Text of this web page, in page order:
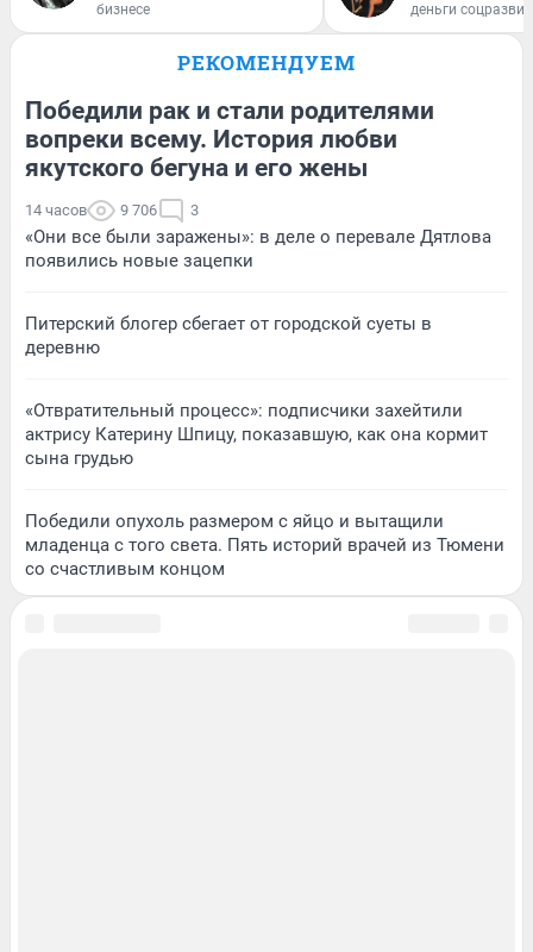
бизнесе
деньги
РЕКОМЕНДУЕМ
Победили рак и стали родителями
вопреки всему. История любви
якутского бегуна и его жены
14 часов 9 706 3
«Они все были заражены»: в деле о перевале Дятлова
появились новые зацепки
Питерский блогер сбегает от городской суеты в
деревню
«Отвратительный процесс»: подписчики захейтили
актрису Катерину Шпицу, показавшую, как она кормит
сына грудью
Победили опухоль размером с яйцо и вытащили
младенца с того света. Пять историй врачей из Тюмени
со счастливым концом